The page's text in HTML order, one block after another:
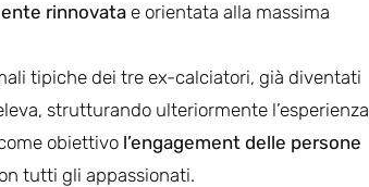
rinnovata e orientata alla massima
tipiche dei tre ex-calciatori, già diventati
strutturando ulteriormente l’esperienza
obiettivo l’engagement delle persone
tutti gli appassionati.